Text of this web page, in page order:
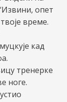
опет
време.
кад
тренерке
ноге.